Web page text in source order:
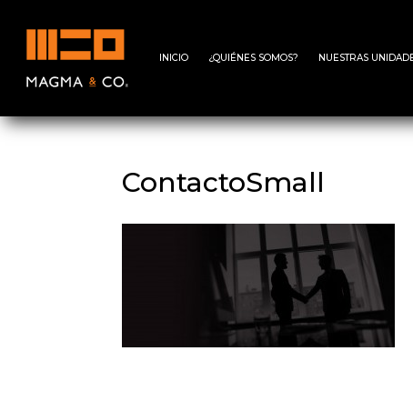
INICIO ¿QUIÉNES SOMOS? NUESTRAS
ContactoSmall